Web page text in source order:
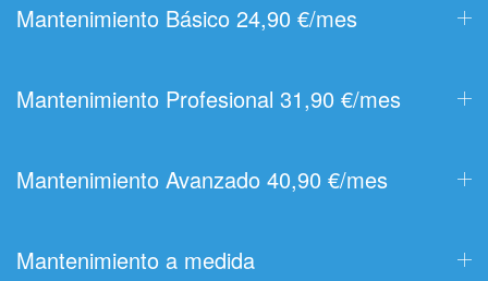
Mantenimiento Básico 24,90 €/mes
Mantenimiento Profesional 31,90 €/mes
Mantenimiento Avanzado 40,90 €/mes
Mantenimiento a medida